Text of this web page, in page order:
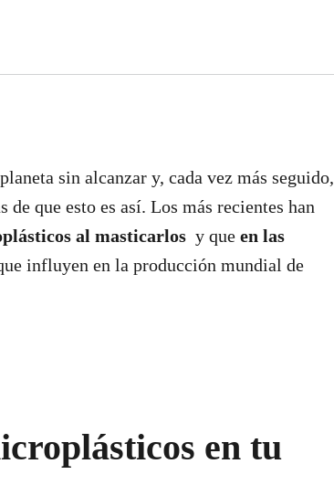
sin alcanzar y, cada vez más seguido,
de que esto es así. Los más recientes han
al masticarlos y que en las
influyen en la producción mundial de
en tu